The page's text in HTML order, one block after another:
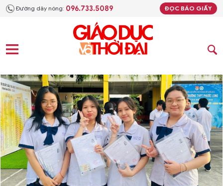
Đường dây nóng: 096.733.5089 ĐỌC BÁO GIẤY